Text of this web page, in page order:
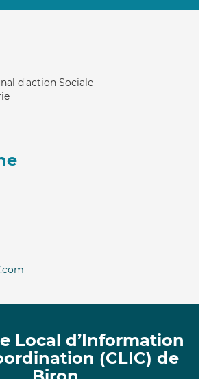
d'action Sociale
Local d’Information
(CLIC) de